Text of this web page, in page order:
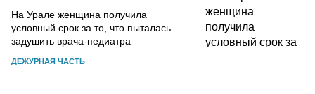
На Урале женщина получила
условный срок за то, что пыталась
задушить врача-педиатра
ДЕЖУРНАЯ ЧАСТЬ